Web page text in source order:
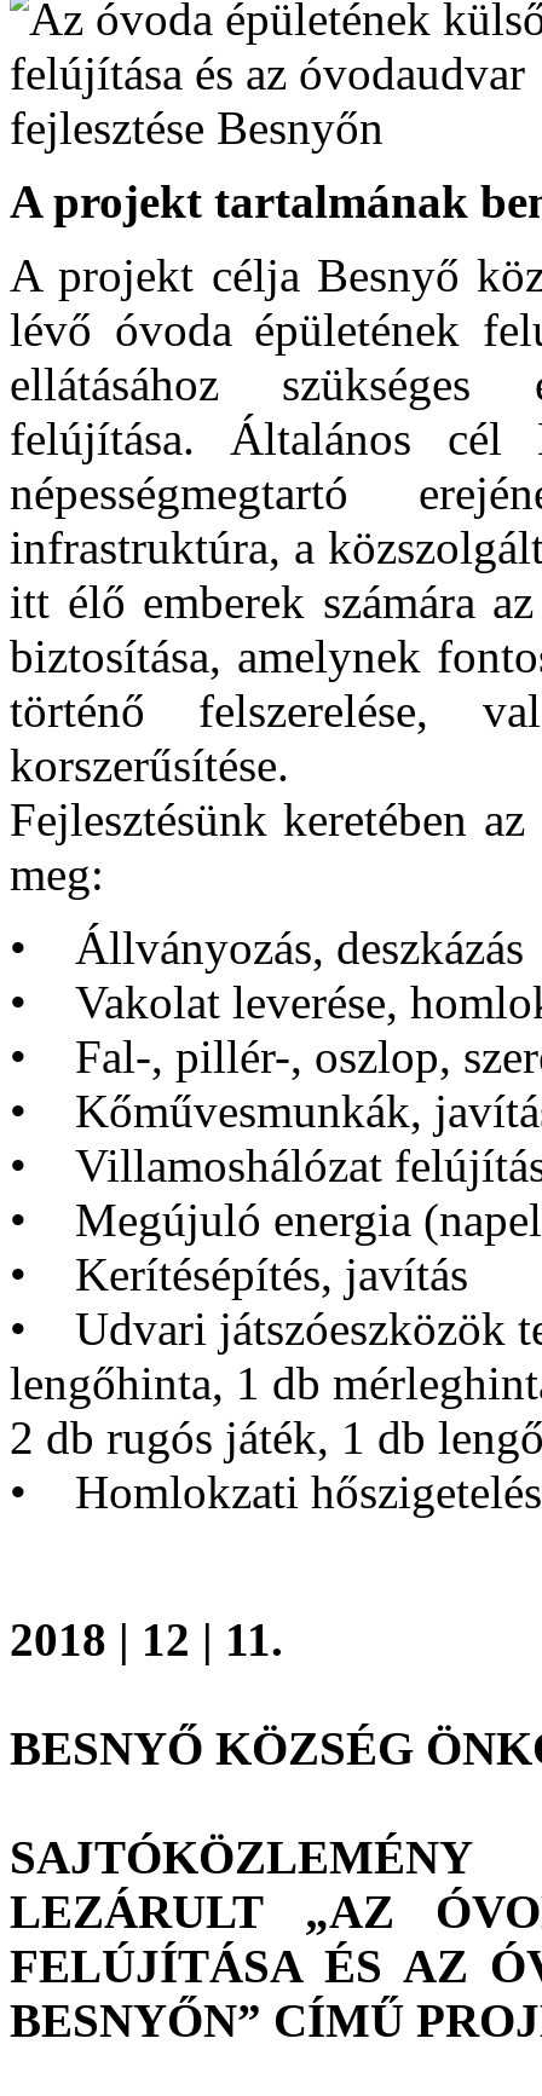
A projekt tartalmának
A projekt célja Besnyő
lévő óvoda épületének
ellátásához szükséges
felújítása. Általános cél
népességmegtartó
infrastruktúra, a
itt élő emberek számára
biztosítása, amelynek
történő felszerelése,
korszerűsítése.
Fejlesztésünk keretében
meg:
• Állványozás, deszkázás
• Vakolat leverése,
• Fal-, pillér-, oszlop,
• Kőművesmunkák,
• Villamoshálózat
• Megújuló energia
• Kerítésépítés, javítás
• Udvari játszóeszközök
lengőhinta, 1 db
2 db rugós játék, 1 db
• Homlokzati
2018 | 12 | 11.
BESNYŐ KÖZSÉG
LEZÁRULT „AZ
FELÚJÍTÁSA ÉS AZ
BESNYŐN” CÍMŰ